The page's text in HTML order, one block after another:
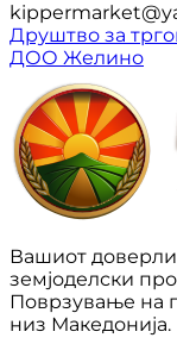
Друштво за
ДОО Желино
Вашиот
земјоделски
Поврзување на
низ Македонија.